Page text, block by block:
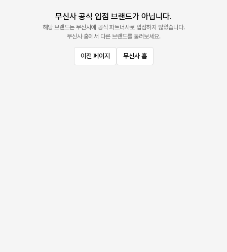
무신사 공식 입점 브랜드가 아닙니다.
해당 브랜드는 무신사에 공식 파트너사로 입점하지 않았습니다.
무신사 홈에서 다른 브랜드를 둘러보세요.
이전 페이지 무신사 홈